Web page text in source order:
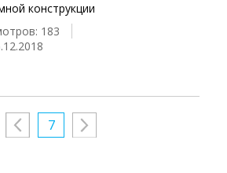
конструкции
183
7